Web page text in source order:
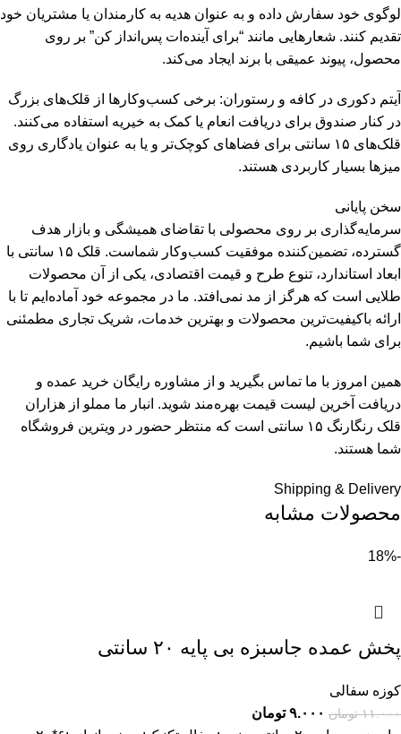
لوگوی خود سفارش داده و به عنوان هدیه به کارمندان یا مشتریان خود
تقدیم کنند. شعارهایی مانند “برای آینده‌ات پس‌انداز کن” بر روی
محصول، پیوند عمیقی با برند ایجاد می‌کند.
آیتم دکوری در کافه و رستوران: برخی کسب‌وکارها از قلک‌های بزرگ
در کنار صندوق برای دریافت انعام یا کمک به خیریه استفاده می‌کنند.
قلک‌های ۱۵ سانتی برای فضاهای کوچک‌تر و یا به عنوان یادگاری روی
میزها بسیار کاربردی هستند.
سخن پایانی
سرمایه‌گذاری بر روی محصولی با تقاضای همیشگی و بازار هدف
گسترده، تضمین‌کننده موفقیت کسب‌وکار شماست. قلک ۱۵ سانتی با
ابعاد استاندارد، تنوع طرح و قیمت اقتصادی، یکی از آن محصولات
طلایی است که هرگز از مد نمی‌افتد. ما در مجموعه خود آماده‌ایم تا با
ارائه باکیفیت‌ترین محصولات و بهترین خدمات، شریک تجاری مطمئنی
برای شما باشیم.
همین امروز با ما تماس بگیرید و از مشاوره رایگان خرید عمده و
دریافت آخرین لیست قیمت بهره‌مند شوید. انبار ما مملو از هزاران
قلک رنگارنگ ۱۵ سانتی است که منتظر حضور در ویترین فروشگاه
شما هستند.
Shipping & Delivery
محصولات مشابه
-18%
پخش عمده جاسبزه بی پایه ۲۰ سانتی
کوزه سفالی
۱۱.۰۰۰ تومان ۹.۰۰۰ تومان